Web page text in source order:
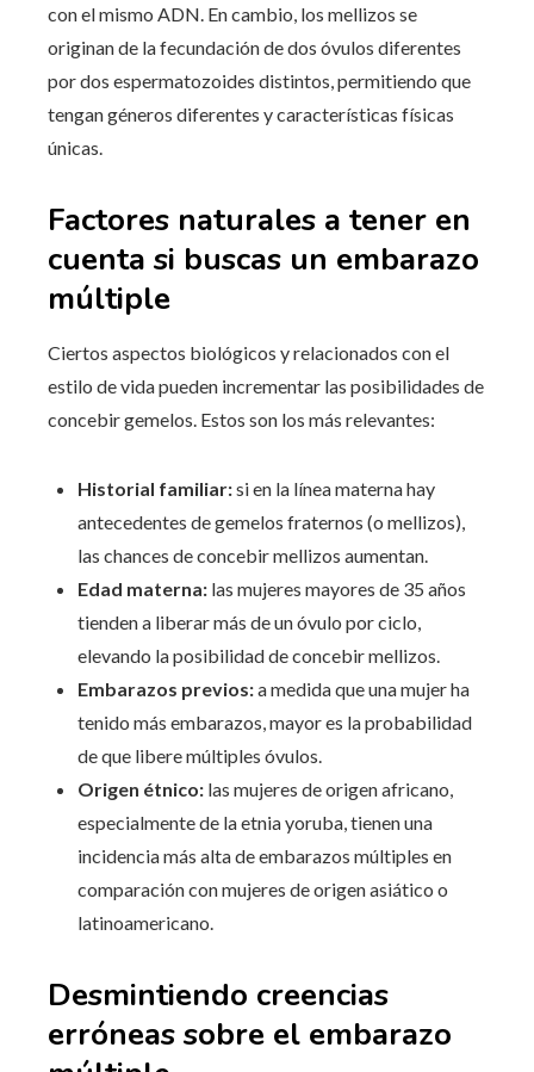
con el mismo ADN. En cambio, los mellizos se
originan de la fecundación de dos óvulos diferentes
por dos espermatozoides distintos, permitiendo que
tengan géneros diferentes y características físicas
únicas.
Factores naturales a tener en
cuenta si buscas un embarazo
múltiple
Ciertos aspectos biológicos y relacionados con el
estilo de vida pueden incrementar las posibilidades de
concebir gemelos. Estos son los más relevantes:
Historial familiar:si en la línea materna hay
antecedentes de gemelos fraternos (o mellizos),
las chances de concebir mellizos aumentan.
Edad materna: las mujeres mayores de 35 años
tienden a liberar más de un óvulo por ciclo,
elevando la posibilidad de concebir mellizos.
Embarazos previos:a medida que una mujer ha
tenido más embarazos, mayor es la probabilidad
de que libere múltiples óvulos.
Origen étnico: las mujeres de origen africano,
especialmente de la etnia yoruba, tienen una
incidencia más alta de embarazos múltiples en
comparación con mujeres de origen asiático o
latinoamericano.
Desmintiendo creencias
erróneas sobre el embarazo